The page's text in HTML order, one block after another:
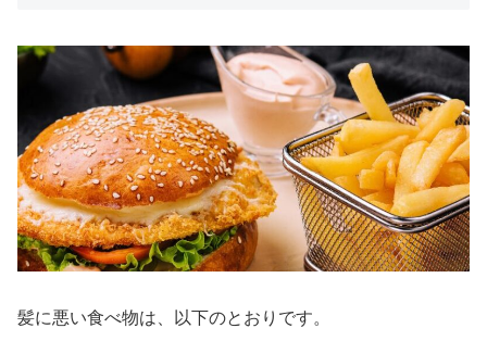
髪に悪い食べ物は、以下のとおりです。